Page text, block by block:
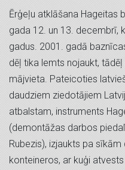
Ērģeļu atklāšana Hageitas
gada 12. un 13. decembrī,
gadus. 2001. gadā
dēļ tika lemts nojaukt,
mājvieta. Pateicoties
daudziem ziedotājiem
atbalstam, instruments
(demontāžas darbos
Rubezis), izjaukts pa
konteineros, ar kuģi